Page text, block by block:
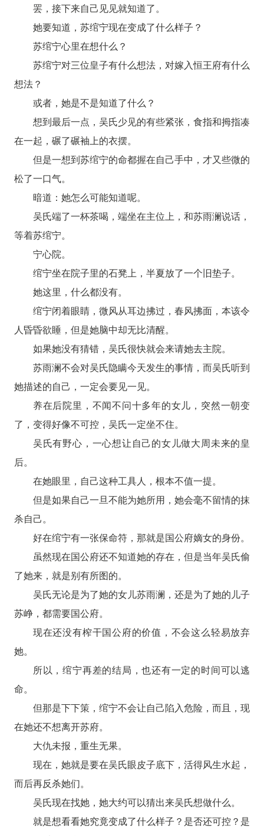
罢，接下来自己见见就知道了。
她要知道，苏绾宁现在变成了什么样子？
苏绾宁心里在想什么？
苏绾宁对三位皇子有什么想法，对嫁入恒王府有什么
想法？
或者，她是不是知道了什么？
想到最后一点，吴氏少见的有些紧张，食指和拇指凑
在一起，碾了碾袖上的衣摆。
但是一想到苏绾宁的命都握在自己手中，才又些微的
松了一口气。
暗道：她怎么可能知道呢。
吴氏端了一杯茶喝，端坐在主位上，和苏雨澜说话，
等着苏绾宁。
宁心院。
绾宁坐在院子里的石凳上，半夏放了一个旧垫子。
她这里，什么都没有。
绾宁闭着眼睛，微风从耳边拂过，春风拂面，本该令
人昏昏欲睡，但是她脑中却无比清醒。
如果她没有猜错，吴氏很快就会来请她去主院。
苏雨澜不会对吴氏隐瞒今天发生的事情，而吴氏听到
她描述的自己，一定会要见一见。
养在后院里，不闻不问十多年的女儿，突然一朝变
了，变得好像不可控，吴氏一定坐不住。
吴氏有野心，一心想让自己的女儿做大周未来的皇
后。
在她眼里，自己这种工具人，根本不值一提。
但是如果自己一旦不能为她所用，她会毫不留情的抹
杀自己。
好在绾宁有一张保命符，那就是国公府嫡女的身份。
虽然现在国公府还不知道她的存在，但是当年吴氏偷
了她来，就是别有所图的。
吴氏无论是为了她的女儿苏雨澜，还是为了她的儿子
苏峥，都需要国公府。
现在还没有榨干国公府的价值，不会这么轻易放弃
她。
所以，绾宁再差的结局，也还有一定的时间可以逃
命。
但那是下下策，绾宁不会让自己陷入危险，而且，现
在她还不想离开苏府。
大仇未报，重生无果。
现在，她就是要在吴氏眼皮子底下，活得风生水起，
而后再反杀她们。
吴氏现在找她，她大约可以猜出来吴氏想做什么。
就是想看看她究竟变成了什么样子？是否还可控？是